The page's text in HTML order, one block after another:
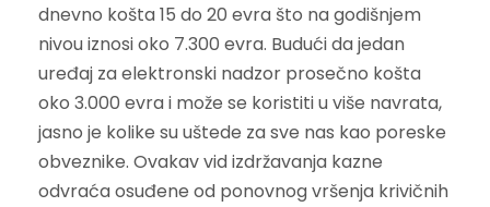
dnevno košta 15 do 20 evra što na godišnjem
nivou iznosi oko 7.300 evra. Budući da jedan
uređaj za elektronski nadzor prosečno košta
oko 3.000 evra i može se koristiti u više navrata,
jasno je kolike su uštede za sve nas kao poreske
obveznike. Ovakav vid izdržavanja kazne
odvraća osuđene od ponovnog vršenja krivičnih